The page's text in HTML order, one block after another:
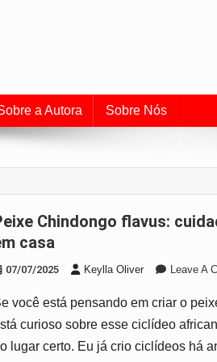
a Autora Sobre Nós
de criar
casa
07/07/2025 Keylla Oliver Leave A
você está pensando em criar o
curioso sobre esse ciclídeo
lugar certo. Eu já crio ciclídeos há